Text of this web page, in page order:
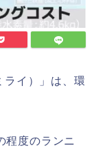
ライ）」は、環
程度のランニ